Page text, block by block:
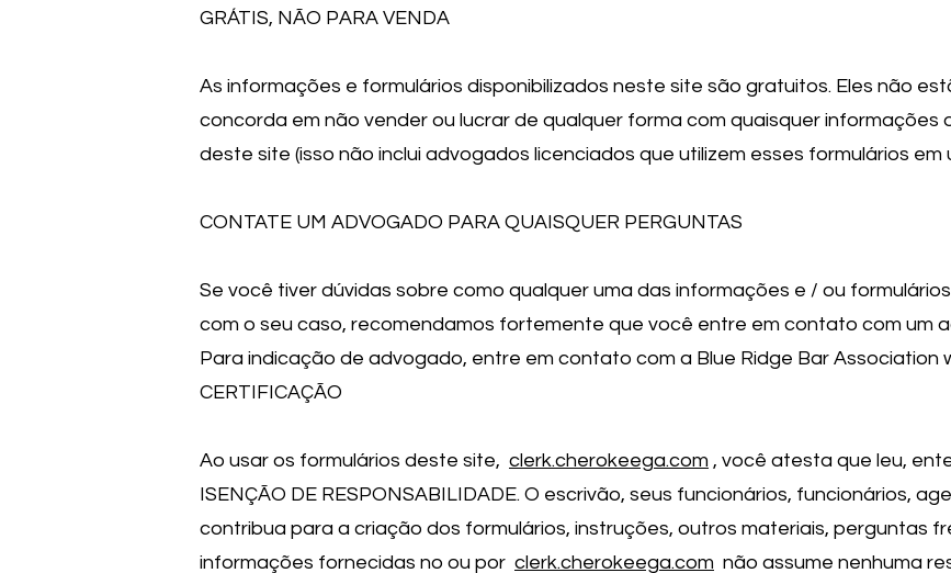
GRÁTIS, NÃO PARA VENDA
As informações e formulários disponibilizados neste site são gratuitos. Eles não
concorda em não vender ou lucrar de qualquer forma com quaisquer informações
deste site (isso não inclui advogados licenciados que utilizem esses formulários em
CONTATE UM ADVOGADO PARA QUAISQUER PERGUNTAS
Se você tiver dúvidas sobre como qualquer uma das informações e / ou
com o seu caso, recomendamos fortemente que você entre em contato com um
Para indicação de advogado, entre em contato com a Blue Ridge Bar Association
CERTIFICAÇÃO
Ao usar os formulários deste site, clerk.cherokeega.com , você atesta que leu,
ISENÇÃO DE RESPONSABILIDADE. O escrivão, seus funcionários, funcionários,
contribua para a criação dos formulários, instruções, outros materiais, perguntas
informações fornecidas no ou por clerk.cherokeega.com não assume nenhuma